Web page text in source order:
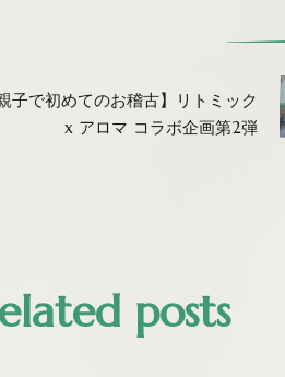
親子で初めてのお稽古】リトミック
x アロマ コラボ企画第2弾
posts